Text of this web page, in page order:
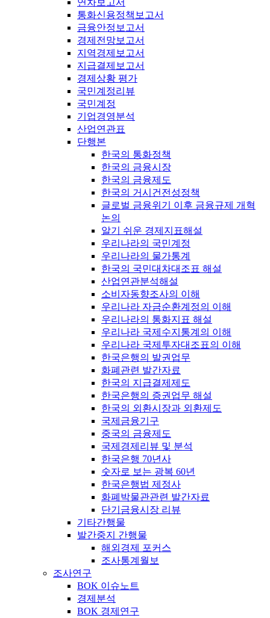
연차보고서
통화신용정책보고서
금융안정보고서
경제전망보고서
지역경제보고서
지급결제보고서
경제상황 평가
국민계정리뷰
국민계정
기업경영분석
산업연관표
단행본
한국의 통화정책
한국의 금융시장
한국의 금융제도
한국의 거시건전성정책
글로벌 금융위기 이후 금융규제 개혁
논의
알기 쉬운 경제지표해설
우리나라의 국민계정
우리나라의 물가통계
한국의 국민대차대조표 해설
산업연관분석해설
소비자동향조사의 이해
우리나라 자금순환계정의 이해
우리나라의 통화지표 해설
우리나라 국제수지통계의 이해
우리나라 국제투자대조표의 이해
한국은행의 발권업무
화폐관련 발간자료
한국의 지급결제제도
한국은행의 증권업무 해설
한국의 외환시장과 외환제도
국제금융기구
중국의 금융제도
국제경제리뷰 및 분석
한국은행 70년사
숫자로 보는 광복 60년
한국은행법 제정사
화폐박물관관련 발간자료
단기금융시장 리뷰
기타간행물
발간중지 간행물
해외경제 포커스
조사통계월보
조사연구
BOK 이슈노트
경제분석
BOK 경제연구